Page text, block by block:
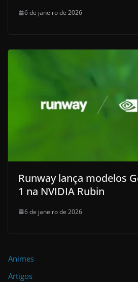
6 de janeiro de 2026
Runway lança modelos
1 na NVIDIA Rubin
6 de janeiro de 2026
Animes
Artigos